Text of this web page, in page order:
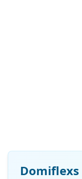
Domiflexs